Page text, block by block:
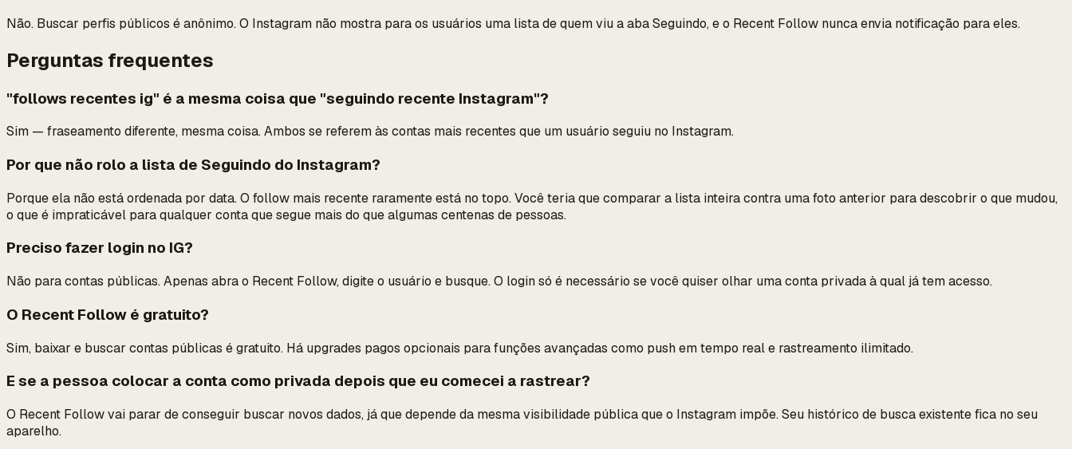
Não. Buscar perfis públicos é anônimo. O Instagram não mostra para os usuários uma lista de quem viu a aba Seguindo, e o Recent Follow nunca envia notificação para eles.
Perguntas frequentes
"follows recentes ig" é a mesma coisa que "seguindo recente Instagram"?
Sim — fraseamento diferente, mesma coisa. Ambos se referem às contas mais recentes que um usuário seguiu no Instagram.
Por que não rolo a lista de Seguindo do Instagram?
Porque ela não está ordenada por data. O follow mais recente raramente está no topo. Você teria que comparar a lista inteira contra uma foto anterior para descobrir o que mudou,
o que é impraticável para qualquer conta que segue mais do que algumas centenas de pessoas.
Preciso fazer login no IG?
Não para contas públicas. Apenas abra o Recent Follow, digite o usuário e busque. O login só é necessário se você quiser olhar uma conta privada à qual já tem acesso.
O Recent Follow é gratuito?
Sim, baixar e buscar contas públicas é gratuito. Há upgrades pagos opcionais para funções avançadas como push em tempo real e rastreamento ilimitado.
E se a pessoa colocar a conta como privada depois que eu comecei a rastrear?
O Recent Follow vai parar de conseguir buscar novos dados, já que depende da mesma visibilidade pública que o Instagram impõe. Seu histórico de busca existente fica no seu
aparelho.